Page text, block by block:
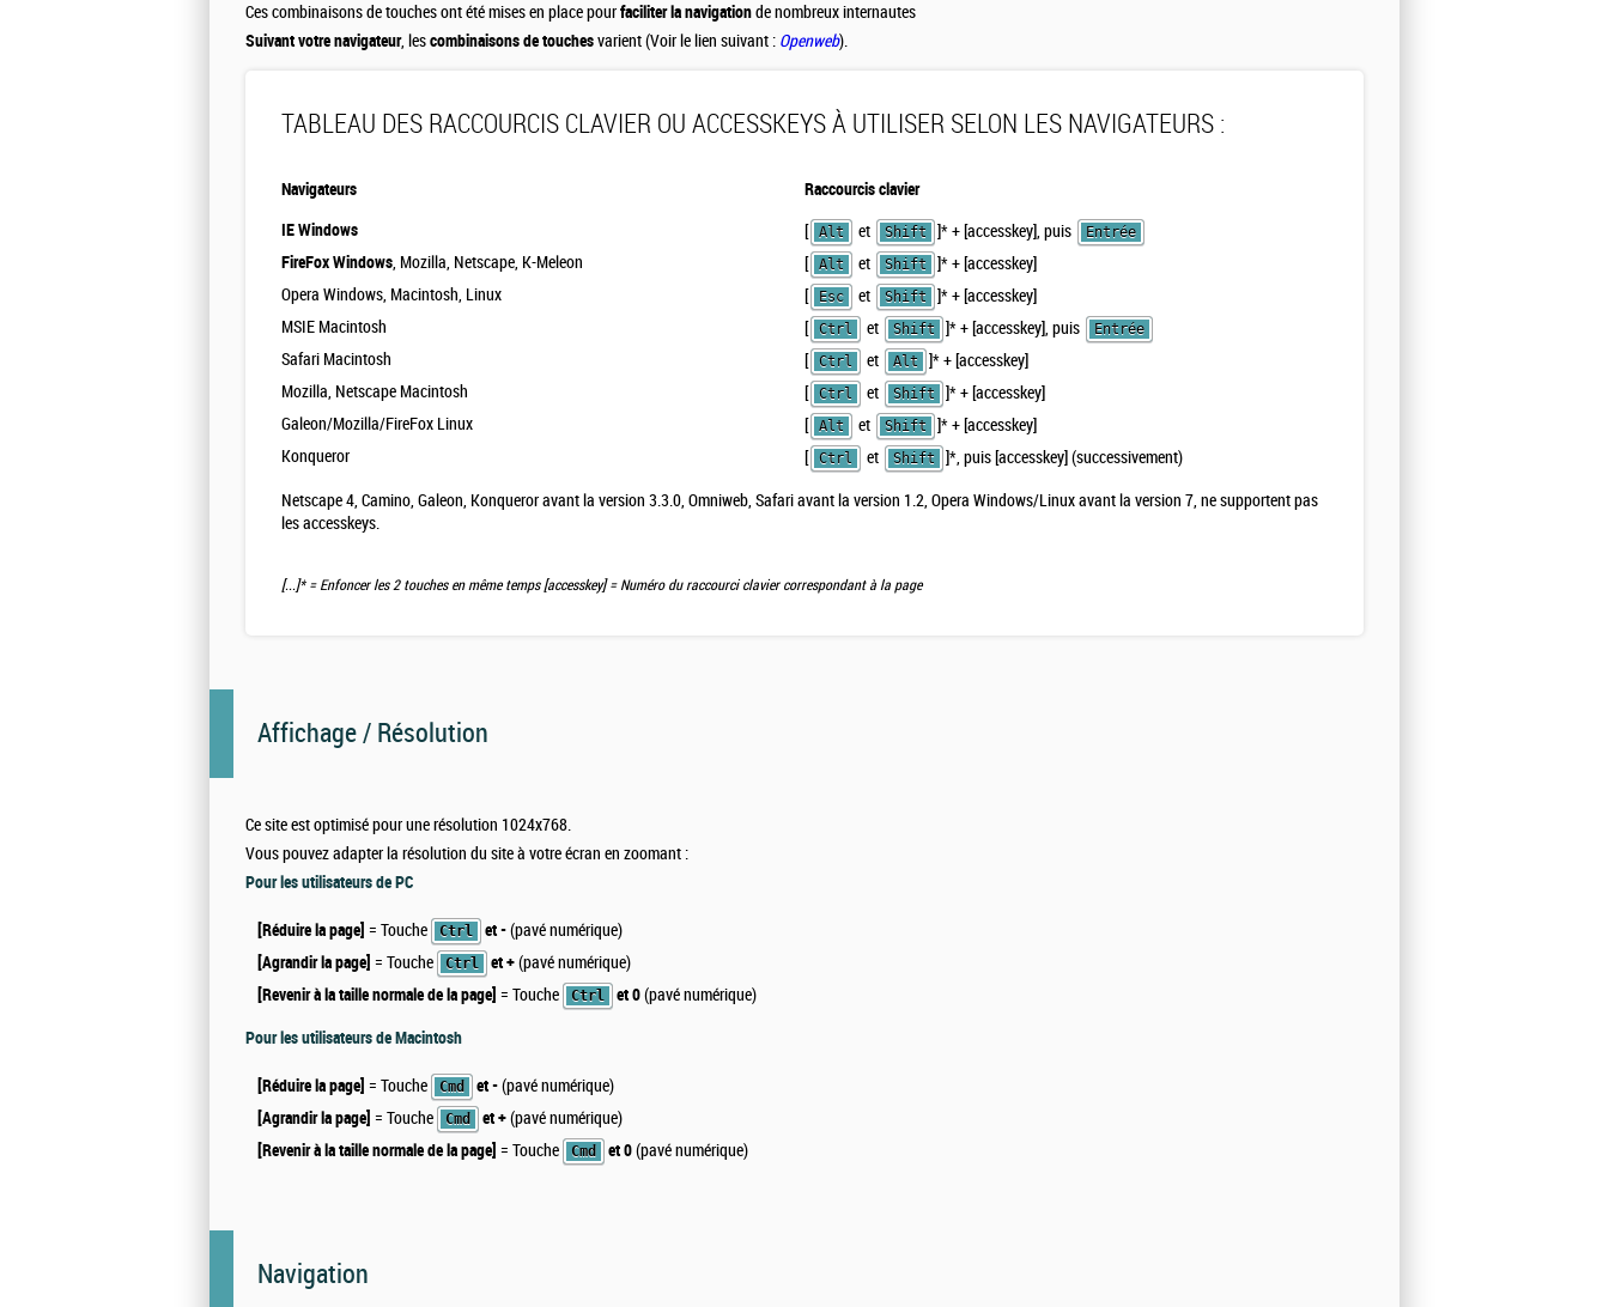
Ces combinaisons de touches ont été mises en place pourfaciliter la navigationde nombreux internautes
Suivant votre navigateur, lescombinaisons de touchesvarient (Voir le lien suivant : Openweb).
TABLEAU DES RACCOURCIS CLAVIER OU ACCESSKEYS À UTILISER SELON LES NAVIGATEURS :
Navigateurs Raccourcis clavier
IE Windows [ Alt et Shift ]*+ [accesskey], puis Entrée
FireFox Windows, Mozilla, Netscape, K-Meleon [ Alt et Shift ]*+ [accesskey]
Opera Windows, Macintosh, Linux
[ Esc et Shift ]*+ [accesskey]
MSIE Macintosh
[ Ctrl et Shift ]*+ [accesskey], puis Entrée
Safari Macintosh [ Ctrl et Alt ]*+ [accesskey]
Mozilla, Netscape Macintosh
[ Ctrl et Shift ]*+ [accesskey]
Galeon/Mozilla/FireFox Linux
[ Alt et Shift ]*+ [accesskey]
Konqueror
[ Ctrl et Shift ]*, puis [accesskey] (successivement)
Netscape 4, Camino, Galeon, Konqueror avant la version 3.3.0, Omniweb, Safari avant la version 1.2, Opera Windows/Linux avant la version 7, ne supportent pas
les accesskeys.
[...]*= Enfoncer les 2 touches en même temps[accesskey]= Numéro du raccourci clavier correspondant à la page
Affichage / Résolution
Ce site est optimisé pour une résolution 1024x768.
Vous pouvez adapter la résolution du site à votre écran en zoomant :
Pour les utilisateurs de PC
[Réduire la page] = Touche Ctrl et -(pavé numérique)
[Agrandir la page] = Touche Ctrl et +(pavé numérique)
[Revenir à la taille normale de la page] = Touche Ctrl et 0(pavé numérique)
Pour les utilisateurs de Macintosh
[Réduire la page] = Touche Cmd et -(pavé numérique)
[Agrandir la page] = Touche Cmd et +(pavé numérique)
[Revenir à la taille normale de la page] = Touche Cmd et 0(pavé numérique)
Navigation